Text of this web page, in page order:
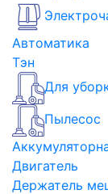
Автоматика
Тэн
Для
Пылесос
Двигатель
Держатель